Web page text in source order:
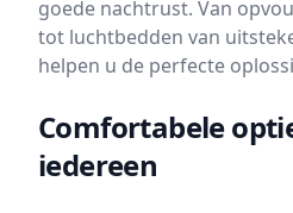
goede nachtrust. Van
tot luchtbedden van
helpen u de perfecte
Comfortabele
iedereen